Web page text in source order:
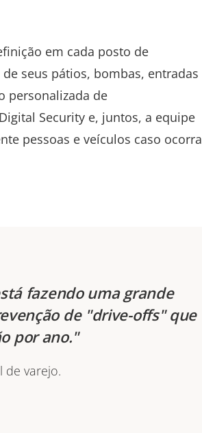
em cada posto de
seus pátios, bombas, entradas
personalizada de
Security e, juntos, a equipe
pessoas e veículos caso ocorra
fazendo uma grande
de "drive-offs" que
por ano.
de varejo.